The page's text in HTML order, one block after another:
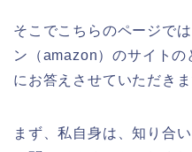
そこでこちらのページで
ン（amazon）のサイト
にお答えさせていただきま
まず、私自身は、知り合